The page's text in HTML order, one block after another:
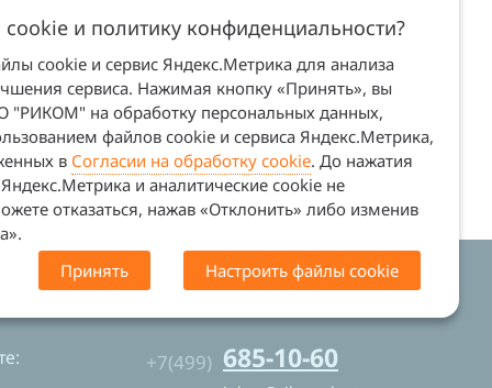
Сайт не является офертой (ст. 437 ГК
+7(499) 685-10-60
и политику конфиденциальности?
cookie и сервис Яндекс.Метрика для анализа
сервиса. Нажимая кнопку «Принять», вы
"РИКОМ" на обработку персональных данных,
файлов cookie и сервиса Яндекс.Метрика,
в Согласии на обработку cookie. До нажатия
и аналитические cookie не
отказаться, нажав «Отклонить» либо изменив
Принять
Настроить файлы cookie